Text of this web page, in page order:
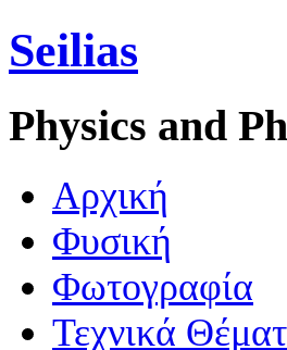
Seilias
Physics and
Aρχική
Φυσική
Φωτογραφία
Τεχνικά